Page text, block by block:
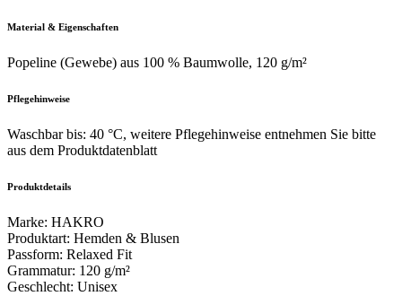
Material & Eigenschaften
Popeline (Gewebe) aus 100 % Baumwolle, 120 g/m²
Pflegehinweise
Waschbar bis: 40 °C, weitere Pflegehinweise entnehmen Sie bitte
aus dem Produktdatenblatt
Produktdetails
Marke: HAKRO
Produktart: Hemden & Blusen
Passform: Relaxed Fit
Grammatur: 120 g/m²
Geschlecht: Unisex